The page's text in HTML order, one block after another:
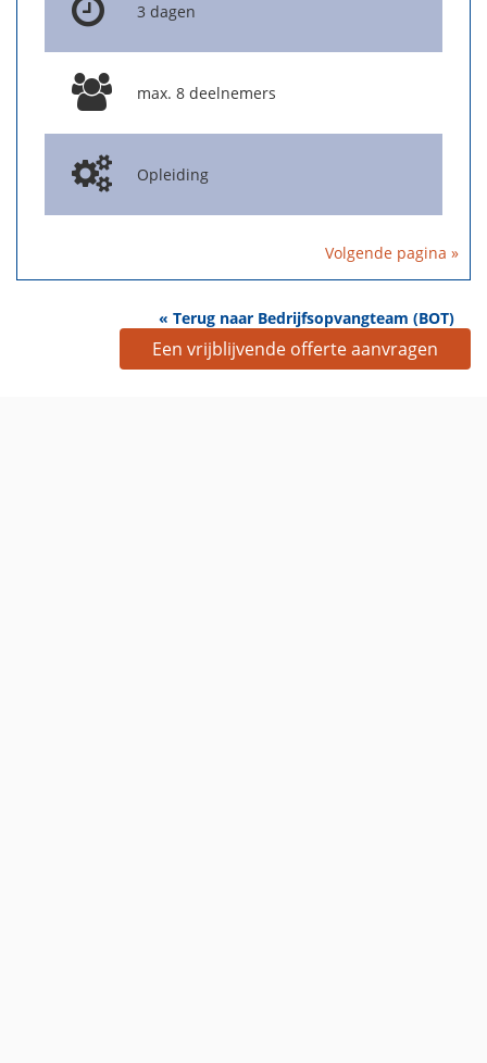
3 dagen
max. 8 deelnemers
Opleiding
Volgende pagina »
« Terug naar Bedrijfsopvangteam (BOT)
Een vrijblijvende offerte aanvragen